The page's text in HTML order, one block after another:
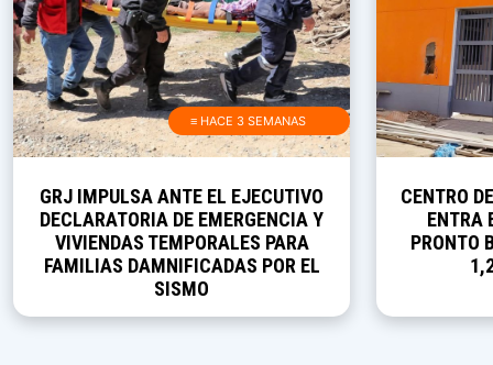
≡ HACE 3 SEMANAS
GRJ IMPULSA ANTE EL EJECUTIVO
DECLARATORIA DE EMERGENCIA Y
VIVIENDAS TEMPORALES PARA
FAMILIAS DAMNIFICADAS POR EL
SISMO
CENTRO
ENTRA
PRONTO